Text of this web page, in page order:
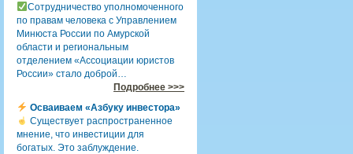
Сотрудничество уполномоченного
по правам человека с Управлением
Минюста России по Амурской
области и региональным
отделением «Ассоциации юристов
России» стало доброй…
Подробнее >>>
Осваиваем «Азбуку инвестора»
Существует распространенное
мнение, что инвестиции для
богатых. Это заблуждение.